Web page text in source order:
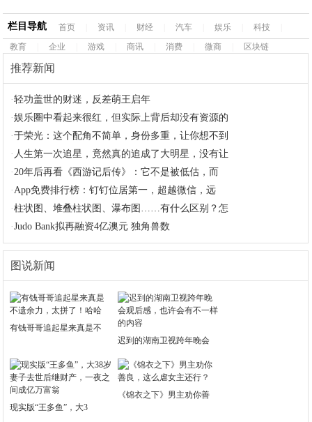
栏目导航 首页 资讯 财经 汽车 娱乐 科技
教育
企业 游戏 商讯 消费 微商 区块链
推荐新闻
·轻功盖世的财迷，反差萌王启年
·娱乐圈中看起来很红，但实际上背后却没有资源的
·于荣光：这个配角不简单，身份多重，让你想不到
· 人生第一次追星，竟然真的追成了大明星，没有让
·20年后再看《西游记后传》：它不是被低估，而
·App免费排行榜：钉钉位居第一，超越微信，远
·柱状图、堆叠柱状图、瀑布图……有什么区别？怎
·Judo Bank拟再融资4亿澳元 独角兽数
图说新闻
有钱哥哥追起星来真是不
迟到的湖南卫视跨年晚会
现实版“王多鱼”，大3
《锦衣之下》男主劝你善